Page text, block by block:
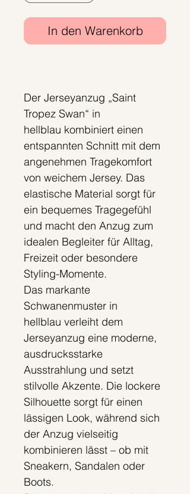
In den Warenkorb
Der Jerseyanzug „Saint
Tropez Swan“ in
hellblau kombiniert einen
entspannten Schnitt mit dem
angenehmen Tragekomfort
von weichem Jersey. Das
elastische Material sorgt für
ein bequemes Tragegefühl
und macht den Anzug zum
idealen Begleiter für Alltag,
Freizeit oder besondere
Styling-Momente.
Das markante
Schwanenmuster in
hellblau verleiht dem
Jerseyanzug eine moderne,
ausdrucksstarke
Ausstrahlung und setzt
stilvolle Akzente. Die lockere
Silhouette sorgt für einen
lässigen Look, während sich
der Anzug vielseitig
kombinieren lässt – ob mit
Sneakern, Sandalen oder
Boots.